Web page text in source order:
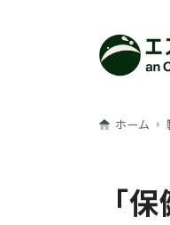
ホーム
「